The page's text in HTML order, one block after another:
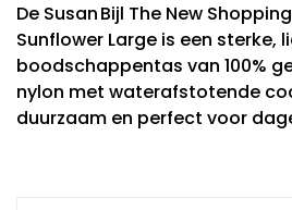
De Susan Bijl The New
Sunflower Large is een sterke,
boodschappentas van 100%
nylon met waterafstotende
duurzaam en perfect voor